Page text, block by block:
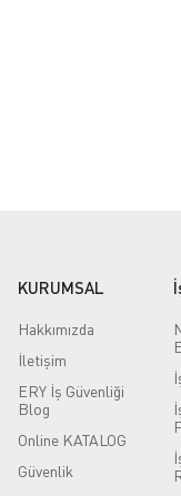
KURUMSAL
Hakkımızda
İletişim
ERY İş Güvenliği
Blog
Online KATALOG
Güvenlik